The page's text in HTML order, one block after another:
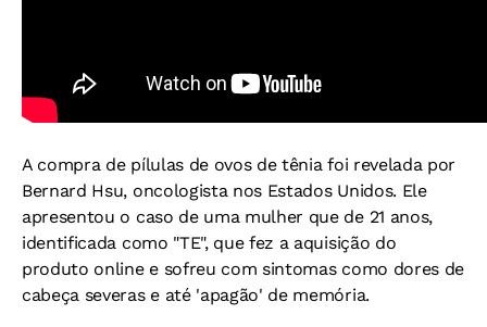
A compra de pílulas de ovos de tênia foi revelada por
Bernard Hsu, oncologista nos Estados Unidos. Ele
apresentou o caso de uma mulher que de 21 anos,
identificada como "TE", que fez a aquisição do
produto online e sofreu com sintomas como dores de
cabeça severas e até 'apagão' de memória.